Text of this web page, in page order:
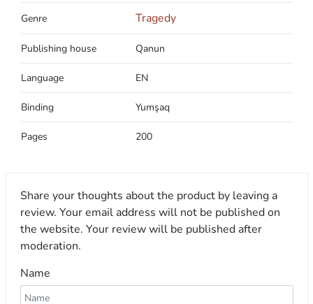
Genre Tragedy
Publishing house Qanun
Language EN
Binding Yumşaq
Pages 200
Share your thoughts about the product by leaving a
review. Your email address will not be published on
the website. Your review will be published after
moderation.
Name